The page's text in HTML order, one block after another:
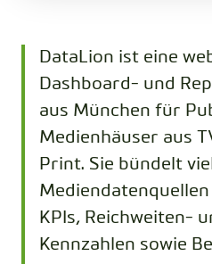
DataLion ist eine
Dashboard- und
aus München für
Medienhäuser aus
Print. Sie bündelt
KPIs, Reichweiten-
Kennzahlen sowie